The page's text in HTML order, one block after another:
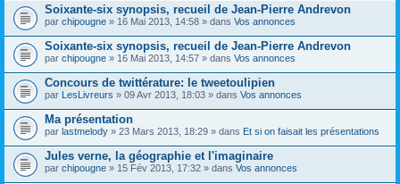
Soixante-six synopsis, recueil de Jean-Pierre Andrevon
par chipougne » 16 Mai 2013, 14:58 » dans Vos annonces
Soixante-six synopsis, recueil de Jean-Pierre Andrevon
par chipougne » 16 Mai 2013, 14:57 » dans Vos annonces
Concours de twittérature: le tweetoulipien
par LesLivreurs » 09 Avr 2013, 18:03 » dans Vos annonces
Ma présentation
par lastmelody » 23 Mars 2013, 18:29 » dans Et si on faisait les présentations
Jules verne, la géographie et l'imaginaire
par chipougne » 15 Fév 2013, 17:32 » dans Vos annonces